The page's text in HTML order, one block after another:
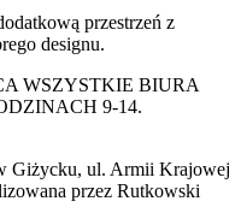
przestrzeń z
designu.
WSZYSTKIE BIURA
9-14.
Giżycku, ul. Armii Krajowej
przez Rutkowski